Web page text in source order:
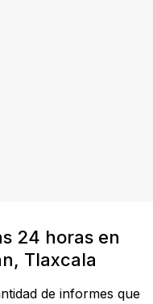
24 horas en
Tlaxcala
de informes que